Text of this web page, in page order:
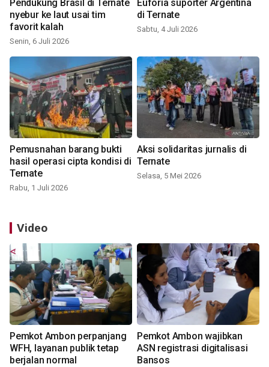
Pendukung Brasil di Ternate
nyebur ke laut usai tim
favorit kalah
Senin, 6 Juli 2026
Euforia suporter Argentina
di Ternate
Sabtu, 4 Juli 2026
Pemusnahan barang bukti
hasil operasi cipta kondisi di
Ternate
Rabu, 1 Juli 2026
Aksi solidaritas jurnalis di
Ternate
Selasa, 5 Mei 2026
Video
Pemkot Ambon perpanjang
WFH, layanan publik tetap
berjalan normal
Pemkot Ambon wajibkan
ASN registrasi digitalisasi
Bansos